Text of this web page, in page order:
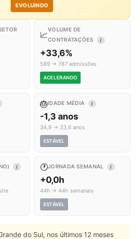
EVOLUINDO
📈
VOLUME DE
CONTRATAÇÕES
I
+33,6%
589 → 787 admissões
ACELERANDO
🎂IDADE MÉDIA I
-1,3 anos
34,9 → 33,6 anos
ESTÁVEL
I 🕐JORNADA SEMANAL I
+0,0h
44h → 44h semanais
ESTÁVEL
do Sul, nos últimos 12 meses